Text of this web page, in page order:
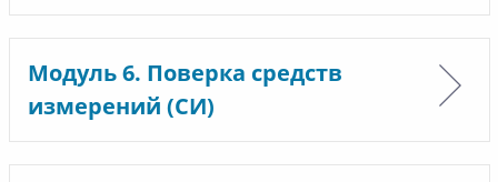
Модуль 6. Поверка средств
измерений (СИ)